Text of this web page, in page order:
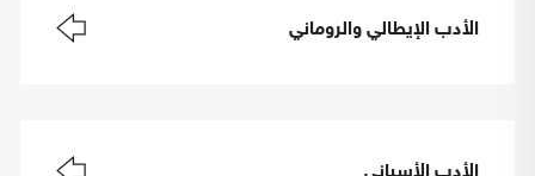
الأدب الإيطالي والروماني